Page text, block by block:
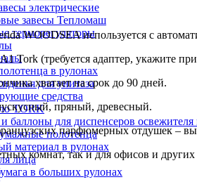
электрические
завесы Тепломаш
терморегуляторы
в рулонах
для унитаза
средства
TORK
баллоны для диспенсеров освежителя
полотенца
материал в рулонах
лица
в больших рулонах
WOODSEA используется с
Tork (требуется адаптер, укажите при
хватает на срок до 90 дней.
пряный, древесный.
парфюмерных отдушек –
комнат, так и для офисов и